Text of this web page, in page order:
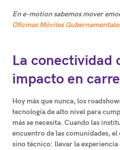
En e-motion sabemos mover
Oficinas Móviles
La conectividad
impacto en
Hoy más que nunca, los
tecnología de alto nivel para
más se necesita. Cuando las
encuentro de las comunidades,
sino técnico: llevar la